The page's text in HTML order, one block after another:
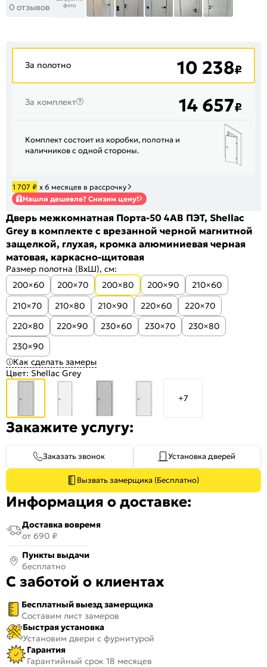
0 отзывов
фото
За полотно 10 238₽
За комплект 14 657₽
Комплект состоит из коробки, полотна и
наличников с одной стороны.
1 707 ₽ х 6 месяцев в рассрочку
Нашли дешевле? Снизим цену!
Дверь межкомнатная Порта-50 4AB ПЭТ, Shellac
Grey в комплекте с врезанной черной магнитной
защелкой, глухая, кромка алюминиевая черная
матовая, каркасно-щитовая
Размер полотна (ВхШ), см:
200×60
200×70 200×80 200×90
210×60
210×70
210×80 210×90 220×60
220×70
220×80
220×90 230×60 230×70
230×80
230×90
Как сделать замеры
Цвет: Shellac Grey
+7
Закажите услугу:
Заказать звонок Установка дверей
Вызвать замерщика (Бесплатно)
Информация о доставке:
Доставка вовремя
от 690 ₽
Пункты выдачи
бесплатно
С заботой о клиентах
Бесплатный выезд замерщика
Составим лист замеров
Быстрая установка
Установим двери с фурнитурой
Гарантия
Гарантийный срок 18 месяцев